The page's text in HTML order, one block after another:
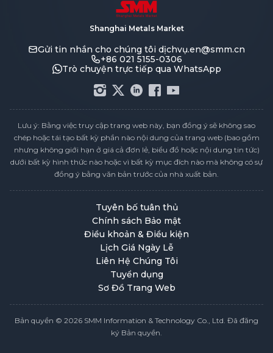
Shanghai Metals Market
Gửi tin nhắn cho chúng tôi dịchvụ.en@smm.cn
+86 021 5155-0306
Trò chuyện trực tiếp qua WhatsApp
Lưu ý: Bằng việc truy cập trang web này, bạn đồng ý sẽ không sao
chép hoặc tái tạo bất kỳ phần nào nội dung của trang web (bao gồm
nhưng không giới hạn ở giá cả đơn lẻ, biểu đồ hoặc nội dung tin tức)
dưới bất kỳ hình thức nào hoặc vì bất kỳ mục đích nào mà không có sự
đồng ý bằng văn bản trước của nhà xuất bản.
Tuyên bố tuân thủ
Chính sách Bảo mật
Điều khoản & Điều kiện
Lịch Giá Ngày Lễ
Liên Hệ Chúng Tôi
Tuyển dụng
Sơ Đồ Trang Web
Bản quyền © 2026 SMM Information & Technology Co., Ltd. Đã đăng
ký Bản quyền.